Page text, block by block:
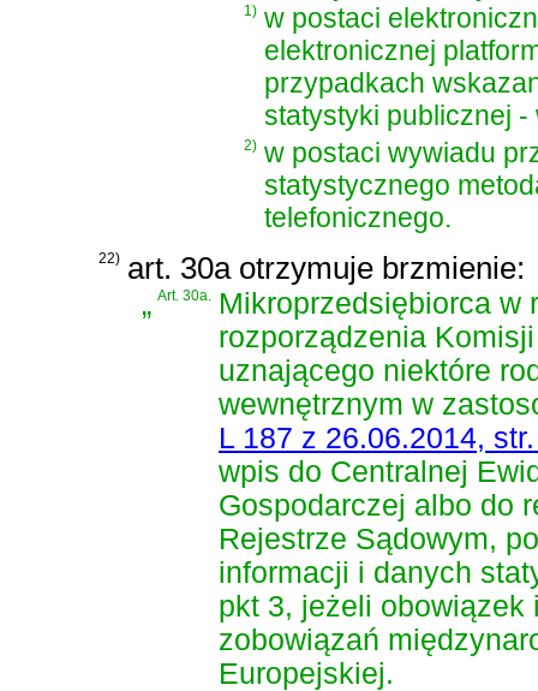
1) w postaci
elektronicznej
przypadkach
statystyki publicznej
2) w postaci wywiadu
statystycznego
telefonicznego.
22) art. 30a otrzymuje brzmienie:
„Art. 30a.
Mikroprzedsiębiorca w
rozporządzenia
uznającego niektóre
wewnętrznym w
L 187 z 26.06.2014,
wpis do Centralnej
Gospodarczej albo do
Rejestrze Sądowym,
informacji i danych
pkt 3, jeżeli
zobowiązań
Europejskiej.